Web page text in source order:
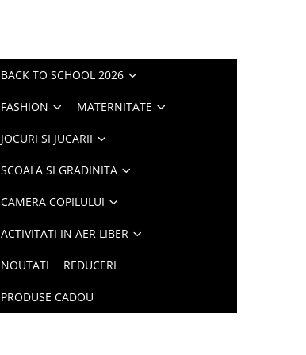
BACK TO SCHOOL 2026
FASHION MATERNITATE
JOCURI SI JUCARII
SCOALA SI GRADINITA
CAMERA COPILULUI
ACTIVITATI IN AER LIBER
NOUTATI REDUCERI
PRODUSE CADOU